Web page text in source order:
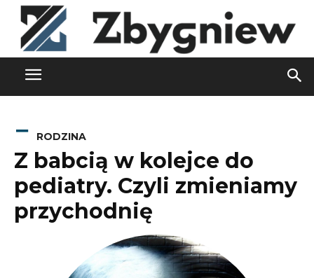
RODZINA
Z babcią w kolejce do
pediatry. Czyli zmieniamy
przychodnię